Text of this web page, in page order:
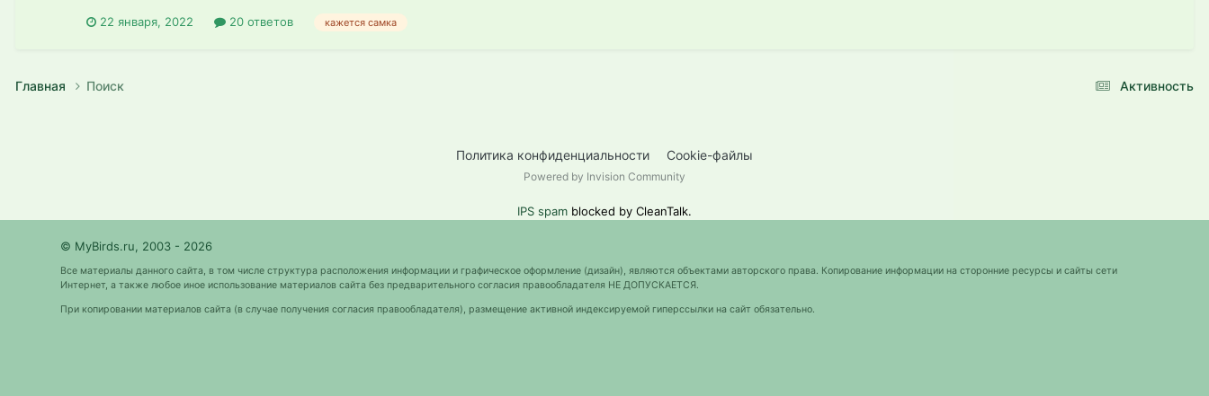
22 января, 2022 20 ответов кажется самка
Активность
Главная Поиск
Политика конфиденциальности Cookie-файлы
Powered by Invision Community
IPS spam blocked by CleanTalk.
© MyBirds.ru, 2003 - 2026
Все материалы данного сайта, в том числе структура расположения информации и графическое оформление (дизайн), являются объектами авторского права. Копирование информации на сторонние ресурсы и сайты сети
Интернет, а также любое иное использование материалов сайта без предварительного согласия правообладателя НЕ ДОПУСКАЕТСЯ.
При копировании материалов сайта (в случае получения согласия правообладателя), размещение активной индексируемой гиперссылки на сайт обязательно.